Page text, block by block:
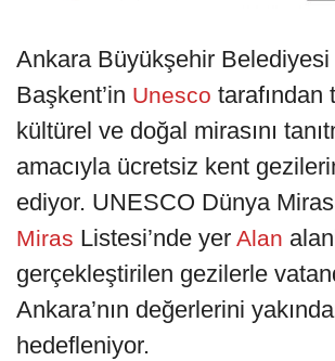
Ankara Büyükşehir
Başkent’in Unesco tarafından
kültürel ve doğal mirasını
amacıyla ücretsiz kent
ediyor. UNESCO Dünya
Miras Listesi’nde yer Alan
gerçekleştirilen gezilerle
Ankara’nın değerlerini
hedefleniyor.